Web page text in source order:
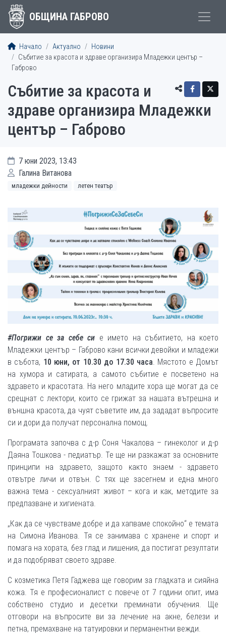
ОБЩИНА ГАБРОВО
Начало Актуално
Новини
Събитие за красота и здраве организира Младежки център –
Габрово
Събитие за красота и
здраве организира Младежки
център – Габрово
7 юни 2023, 13:43
Галина Витанова
младежки дейности летен театър
#Погрижи се за себе си е името на събитието, на което
Младежки център – Габрово кани всички девойки и младежи
в събота, 10 юни, от 10.30 до 17.30 часа. Мястото е Домът
на хумора и сатирата, а самото събитие е посветено на
здравето и красотата. На него младите хора ще могат да се
срещнат с лектори, които се грижат за нашата вътрешна и
външна красота, да чуят съветите им, да зададат въпросите
си и дори да получат персонална помощ.
Програмата започва с д-р Соня Чакалова – гинеколог и д-р
Даяна Тошкова - педиатър. Те ще ни разкажат за основните
принципи на здравето, защото както знаем - здравето
отвътре личи и отвън. С тях ще засегнем и една много
важна тема - сексуалният живот – кога и как, методите за
предпазване и хигиената.
„Как да се чувстваме добре и да хапваме спокойно“ е темата
на Симона Иванова. Тя се занимава с хранене и спорт и
помага на хората, без глад и лишения, да постигат резултати
и да подобряват своето здраве.
С козметика Петя Гаджева ще говорим за гладката и сияйна
кожа. Тя е професионалист с повече от 7 години опит, има
собствено студио и десетки преминати обучения. Ще
отговори на въпросите ви за лечение на акне, белези и
петна, премахване на татуировки и перманентни вежди.